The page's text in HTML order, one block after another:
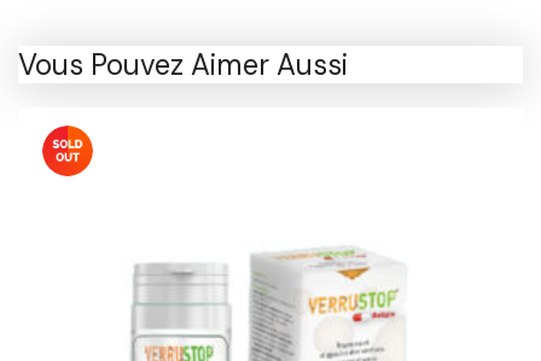
Vous Pouvez Aimer Aussi